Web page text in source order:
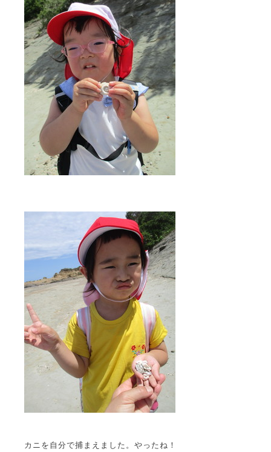
カニを自分で捕まえました。やったね！